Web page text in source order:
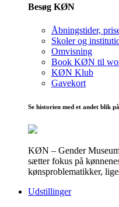
Besøg KØN
Åbningstider,
Skoler og
Omvisning
Book KØN til
KØN Klub
Gavekort
Se historien med et andet blik
KØN – Gender
sætter fokus på
kønsproblematikker,
Udstillinger